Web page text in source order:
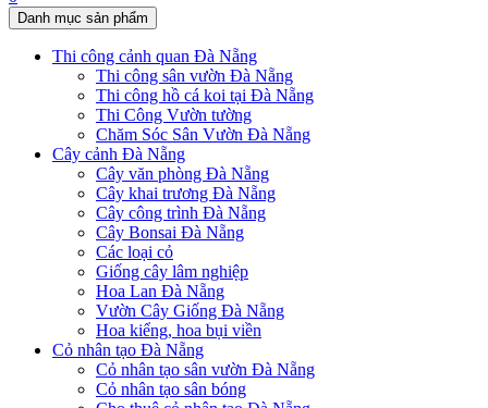
Danh mục sản phẩm
Thi công cảnh quan Đà Nẵng
Thi công sân vườn Đà Nẵng
Thi công hồ cá koi tại Đà Nẵng
Thi Công Vườn tường
Chăm Sóc Sân Vườn Đà Nẵng
Cây cảnh Đà Nẵng
Cây văn phòng Đà Nẵng
Cây khai trương Đà Nẵng
Cây công trình Đà Nẵng
Cây Bonsai Đà Nẵng
Các loại cỏ
Giống cây lâm nghiệp
Hoa Lan Đà Nẵng
Vườn Cây Giống Đà Nẵng
Hoa kiểng, hoa bụi viền
Cỏ nhân tạo Đà Nẵng
Cỏ nhân tạo sân vườn Đà Nẵng
Cỏ nhân tạo sân bóng